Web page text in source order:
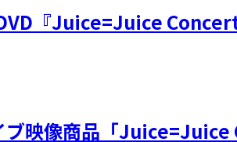
『Juice=Juice
映像商品「Juice=Juice